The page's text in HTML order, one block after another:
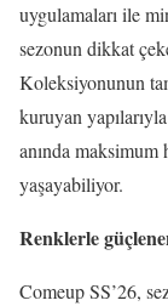
uygulamaları ile
sezonun dikkat
Koleksiyonunun
kuruyan
anında
yaşayabiliyor.
Renklerle
Comeup SS’26,